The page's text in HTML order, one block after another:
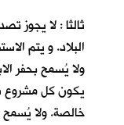
ثالثا : لا يجوز
البلاد. و يتم
ولا يُسمح بحفر
يكون كل مشروع
خالصة. ولا يُسمح